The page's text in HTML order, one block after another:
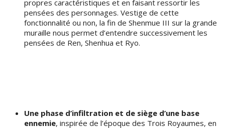
propres caractéristiques et en faisant ressortir les
pensées des personnages. Vestige de cette
fonctionnalité ou non, la fin de Shenmue III sur la grande
muraille nous permet d’entendre successivement les
pensées de Ren, Shenhua et Ryo.
Une phase d’infiltration et de siège d’une base
ennemie, inspirée de l’époque des Trois Royaumes, en